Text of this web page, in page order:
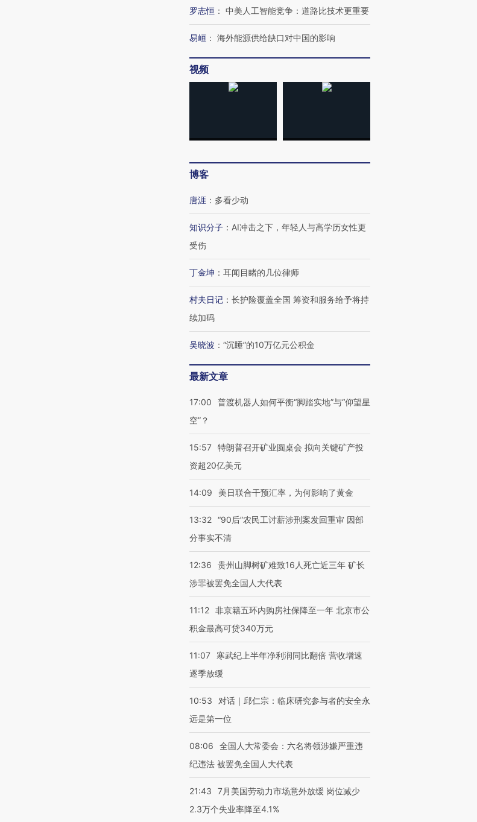
罗志恒 ： 中美人工智能竞争：道路比技术更重要
易峘 ： 海外能源供给缺口对中国的影响
视频
博客
唐涯 ： 多看少动
知识分子 ： AI冲击之下，年轻人与高学历女性更
受伤
丁金坤 ： 耳闻目睹的几位律师
村夫日记 ： 长护险覆盖全国 筹资和服务给予将持
续加码
吴晓波 ： “沉睡”的10万亿元公积金
最新文章
17:00
普渡机器人如何平衡“脚踏实地”与“仰望星
空”？
15:57 特朗普召开矿业圆桌会 拟向关键矿产投
资超20亿美元
14:09 美日联合干预汇率，为何影响了黄金
13:32 “90后”农民工讨薪涉刑案发回重审 因部
分事实不清
12:36
贵州山脚树矿难致16人死亡近三年 矿长
涉罪被罢免全国人大代表
11:12 非京籍五环内购房社保降至一年 北京市公
积金最高可贷340万元
11:07
寒武纪上半年净利润同比翻倍 营收增速
逐季放缓
10:53
对话｜邱仁宗：临床研究参与者的安全永
远是第一位
08:06
全国人大常委会：六名将领涉嫌严重违
纪违法 被罢免全国人大代表
21:43
7月美国劳动力市场意外放缓 岗位减少
2.3万个失业率降至4.1%